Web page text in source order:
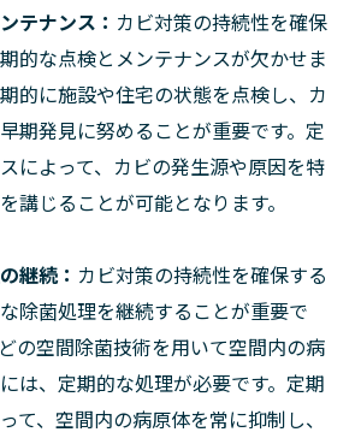
テナンス： カビ対策の持続性を確保
的な点検とメンテナンスが欠かせま
的に施設や住宅の状態を点検し、カ
期発見に努めることが重要です。定
によって、カビの発生源や原因を特
講じることが可能となります。
継続： カビ対策の持続性を確保する
除菌処理を継続することが重要で
の空間除菌技術を用いて空間内の病
は、定期的な処理が必要です。定期
て、空間内の病原体を常に抑制し、